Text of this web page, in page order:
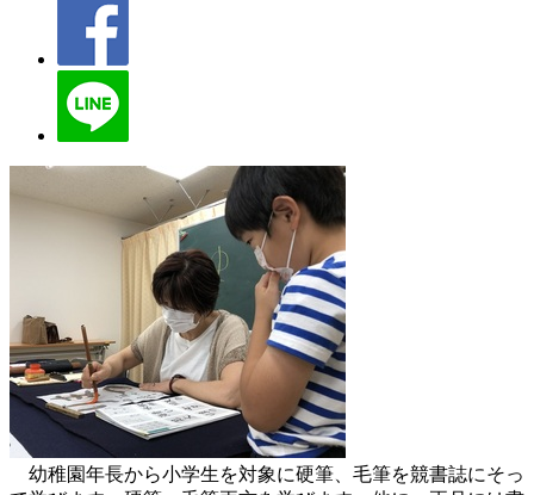
幼稚園年長から小学生を対象に硬筆、毛筆を競書誌にそっ